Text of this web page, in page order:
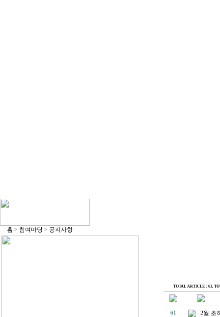
홈 > 참여마당 > 공지사항
TOTAL ARTICLE : 61,
61 2월 초